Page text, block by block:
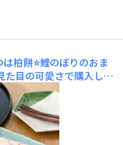
は柏餅⭐️鯉のぼりのおま
た目の可愛さで購入しま
😊🍵